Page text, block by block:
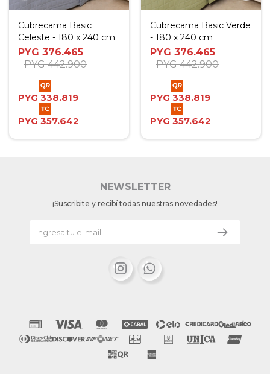
Cubrecama Basic
Celeste - 180 x 240 cm
PYG 376.465
PYG 442.900
PYG 338.819
PYG 357.642
Cubrecama Basic Verde
- 180 x 240 cm
PYG 376.465
PYG 442.900
PYG 338.819
PYG 357.642
NEWSLETTER
¡Suscribite y recibí todas nuestras novedades!
 